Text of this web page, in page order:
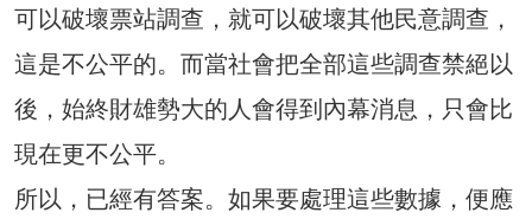
可以破壞票站調查，就可以破壞其他民意調查，
這是不公平的。而當社會把全部這些調查禁絕以
後，始終財雄勢大的人會得到內幕消息，只會比
現在更不公平。
所以，已經有答案。如果要處理這些數據，便應